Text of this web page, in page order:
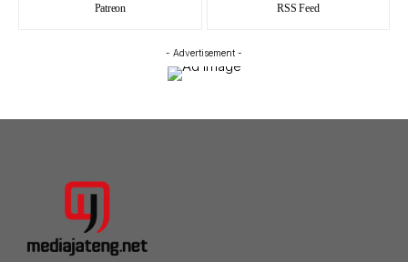
Patreon RSS Feed
- Advertisement -